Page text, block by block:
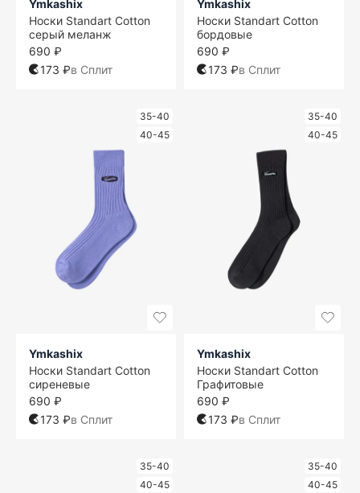
Ymkashix
Носки Standart Cotton
серый меланж
690 ₽
173 ₽в Сплит
Ymkashix
Носки Standart Cotton
бордовые
690 ₽
173 ₽в Сплит
35-40
40-45
Ymkashix
Носки Standart Cotton
сиреневые
690 ₽
173 ₽в Сплит
35-40
40-45
Ymkashix
Носки Standart Cotton
Графитовые
690 ₽
173 ₽в Сплит
35-40
40-45
35-40
40-45